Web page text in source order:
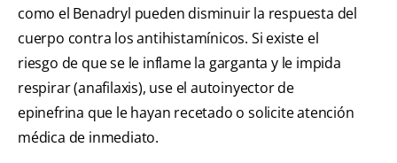
como el Benadryl pueden disminuir la respuesta del
cuerpo contra los antihistamínicos. Si existe el
riesgo de que se le inflame la garganta y le impida
respirar (anafilaxis), use el autoinyector de
epinefrina que le hayan recetado o solicite atención
médica de inmediato.